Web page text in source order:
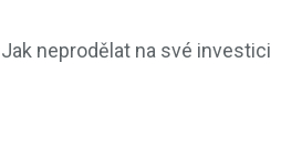
neprodělat na své investici